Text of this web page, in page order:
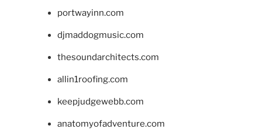
portwayinn.com
djmaddogmusic.com
thesoundarchitects.com
allin1roofing.com
keepjudgewebb.com
anatomyofadventure.com